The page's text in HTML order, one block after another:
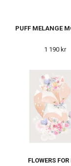
PUFF MELANGE
1 190 kr
FLOWERS FOR